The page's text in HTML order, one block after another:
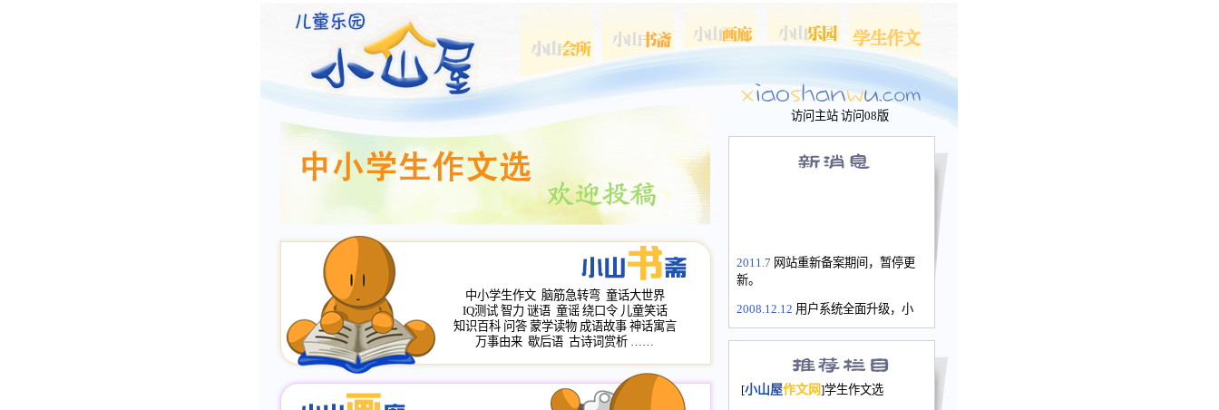
访问主站 访问08版
2011.7 网站重新备案期间，暂停更
新。
2008.12.12 用户系统全面升级，小
长会、家园网－个人空间，用户一
次注册全部通行。
2008.12.12家园网正式运行，域
[小山屋作文网]学生作文选
中小学生作文 脑筋急转弯 童话大世界
IQ测试 智力 谜语 童谣 绕口令 儿童笑话
知识百科 问答 蒙学读物 成语故事 神话寓言
万事由来 歇后语 古诗词赏析 ……